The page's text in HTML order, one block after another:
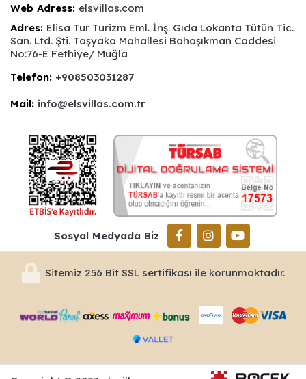
Web Adress: elsvillas.com
Adres: Elisa Tur Turizm Eml. İnş. Gıda Lokanta Tütün Tic.
San. Ltd. Şti. Taşyaka Mahallesi Bahaşıkman Caddesi
No:76-E Fethiye/ Muğla
Telefon: +908503031287
Mail: info@elsvillas.com.tr
Sosyal Medyada Biz
Sitemiz 256 Bit SSL sertifikası ile korunmaktadır.